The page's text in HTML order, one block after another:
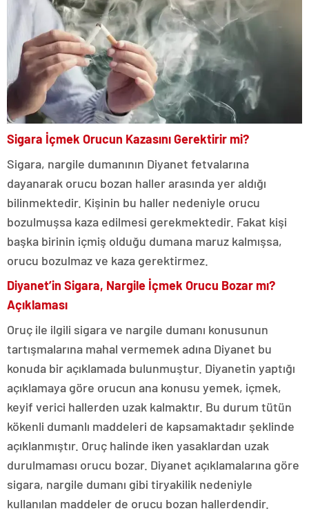
Sigara İçmek Orucun Kazasını Gerektirir mi?
Sigara, nargile dumanının Diyanet fetvalarına
dayanarak orucu bozan haller arasında yer aldığı
bilinmektedir. Kişinin bu haller nedeniyle orucu
bozulmuşsa kaza edilmesi gerekmektedir. Fakat kişi
başka birinin içmiş olduğu dumana maruz kalmışsa,
orucu bozulmaz ve kaza gerektirmez.
Diyanet’in Sigara, Nargile İçmek Orucu Bozar mı?
Açıklaması
Oruç ile ilgili sigara ve nargile dumanı konusunun
tartışmalarına mahal vermemek adına Diyanet bu
konuda bir açıklamada bulunmuştur. Diyanetin yaptığı
açıklamaya göre orucun ana konusu yemek, içmek,
keyif verici hallerden uzak kalmaktır. Bu durum tütün
kökenli dumanlı maddeleri de kapsamaktadır şeklinde
açıklanmıştır. Oruç halinde iken yasaklardan uzak
durulmaması orucu bozar. Diyanet açıklamalarına göre
sigara, nargile dumanı gibi tiryakilik nedeniyle
kullanılan maddeler de orucu bozan hallerdendir.